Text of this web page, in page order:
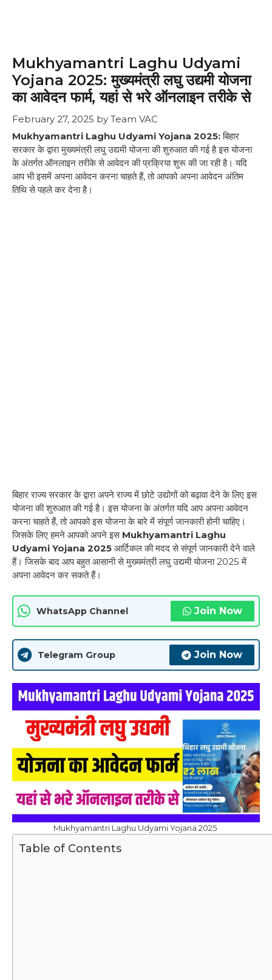
Mukhyamantri Laghu Udyami
Yojana 2025: मुख्यमंत्री लघु उद्यमी योजना
का आवेदन फार्म, यहां से भरे ऑनलाइन तरीके से
February 27, 2025 by Team VAC
Mukhyamantri Laghu Udyami Yojana 2025:बिहार
सरकार के द्वारा मुख्यमंत्री लघु उद्यमी योजना की शुरुआत की गई है इस योजना
के अंतर्गत ऑनलाइन तरीके से आवेदन की प्रक्रिया शुरू की जा रही है। यदि
आप भी इसमें अपना आवेदन करना चाहते हैं, तो आपको अपना आवेदन अंतिम
तिथि से पहले कर देना है।
बिहार राज्य सरकार के द्वारा अपने राज्य में छोटे उद्योगों को बढ़ावा देने के लिए इस
योजना की शुरुआत की गई है। इस योजना के अंतर्गत यदि आप अपना आवेदन
करना चाहते हैं, तो आपको इस योजना के बारे में संपूर्ण जानकारी होनी चाहिए।
जिसके लिए हमने आपको अपने इस Mukhyamantri Laghu
Udyami Yojana 2025 आर्टिकल की मदद से संपूर्ण जानकारी देने वाले
हैं। जिसके बाद आप बहुत आसानी से मुख्यमंत्री लघु उद्यमी योजना 2025 में
अपना आवेदन कर सकते हैं।
WhatsApp Channel Join Now
Telegram Group Join Now
Mukhyamantri Laghu Udyami Yojana 2025
Table of Contents